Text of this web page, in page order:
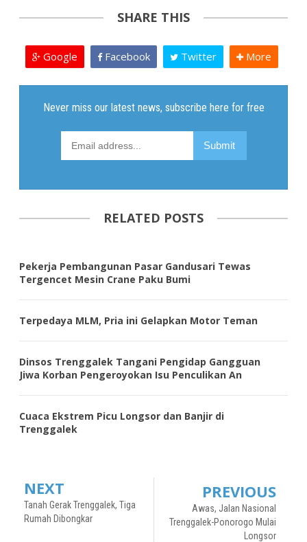
SHARE THIS
Google Facebook Twitter More
RELATED POSTS
Pekerja Pembangunan Pasar Gandusari Tewas
Tergencet Mesin Crane Paku Bumi
Terpedaya MLM, Pria ini Gelapkan Motor Teman
Dinsos Trenggalek Tangani Pengidap Gangguan
Jiwa Korban Pengeroyokan Isu Penculikan An
Cuaca Ekstrem Picu Longsor dan Banjir di
Trenggalek
NEXT
Tanah Gerak Trenggalek, Tiga
Rumah Dibongkar
PREVIOUS
Awas, Jalan Nasional
Trenggalek-Ponorogo Mulai
Longsor